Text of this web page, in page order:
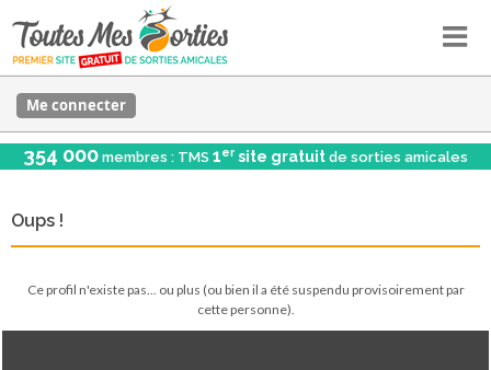
Me connecter
354 000 membres : TMS 1er site gratuit de sorties amicales
Oups !
Ce profil n'existe pas... ou plus (ou bien il a été suspendu provisoirement par
cette personne).